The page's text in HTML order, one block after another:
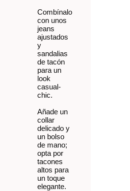
Combínalo
con unos
jeans
ajustados
y
sandalias
de tacón
para un
look
casual-
chic.
Añade un
collar
delicado y
un bolso
de mano;
opta por
tacones
altos para
un toque
elegante.